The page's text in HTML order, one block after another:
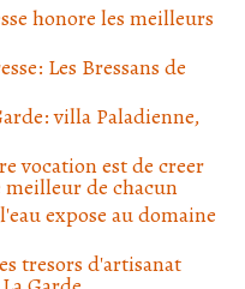
honore les meilleurs
Les Bressans de
villa Paladienne,
vocation est de creer
meilleur de chacun
expose au domaine
tresors d'artisanat